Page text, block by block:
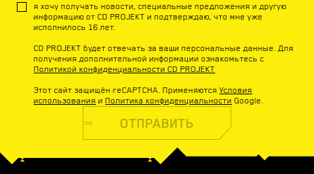
я хочу получать новости, специальные предложения и другую
информацию от CD PROJEKT и подтверждаю, что мне уже
исполнилось 16 лет.
CD PROJEKT будет отвечать за ваши персональные данные. Для
получения дополнительной информации ознакомьтесь с
Политикой конфиденциальности CD PROJEKT
Этот сайт защищён reCAPTCHA. Применяются Условия
использования и Политика конфиденциальности Google.
ОТПРАВИТЬ